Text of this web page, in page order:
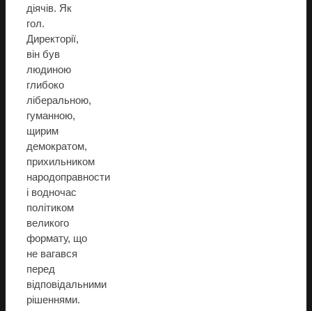
діячів. Як
гол.
Директорії,
він був
людиною
глибоко
ліберальною,
гуманною,
щирим
демократом,
прихильником
народоправности
і водночас
політиком
великого
формату, що
не вагався
перед
відповідальними
рішеннями.